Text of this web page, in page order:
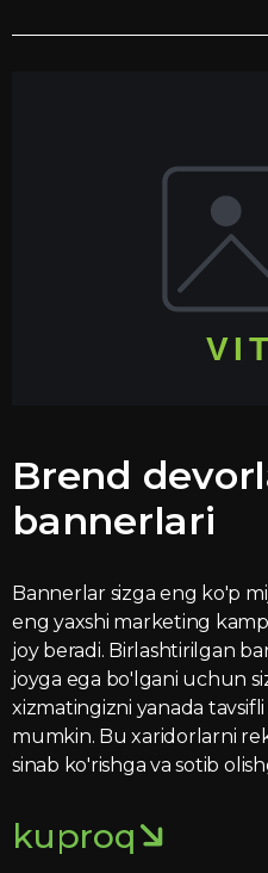
Brend
bannerlari
Bannerlar sizga eng ko'p
eng yaxshi marketing
joy beradi. Birlashtirilgan
joyga ega bo'lgani uchun
xizmatingizni yanada
mumkin. Bu xaridorlarni
sinab ko'rishga va sotib
kuproq